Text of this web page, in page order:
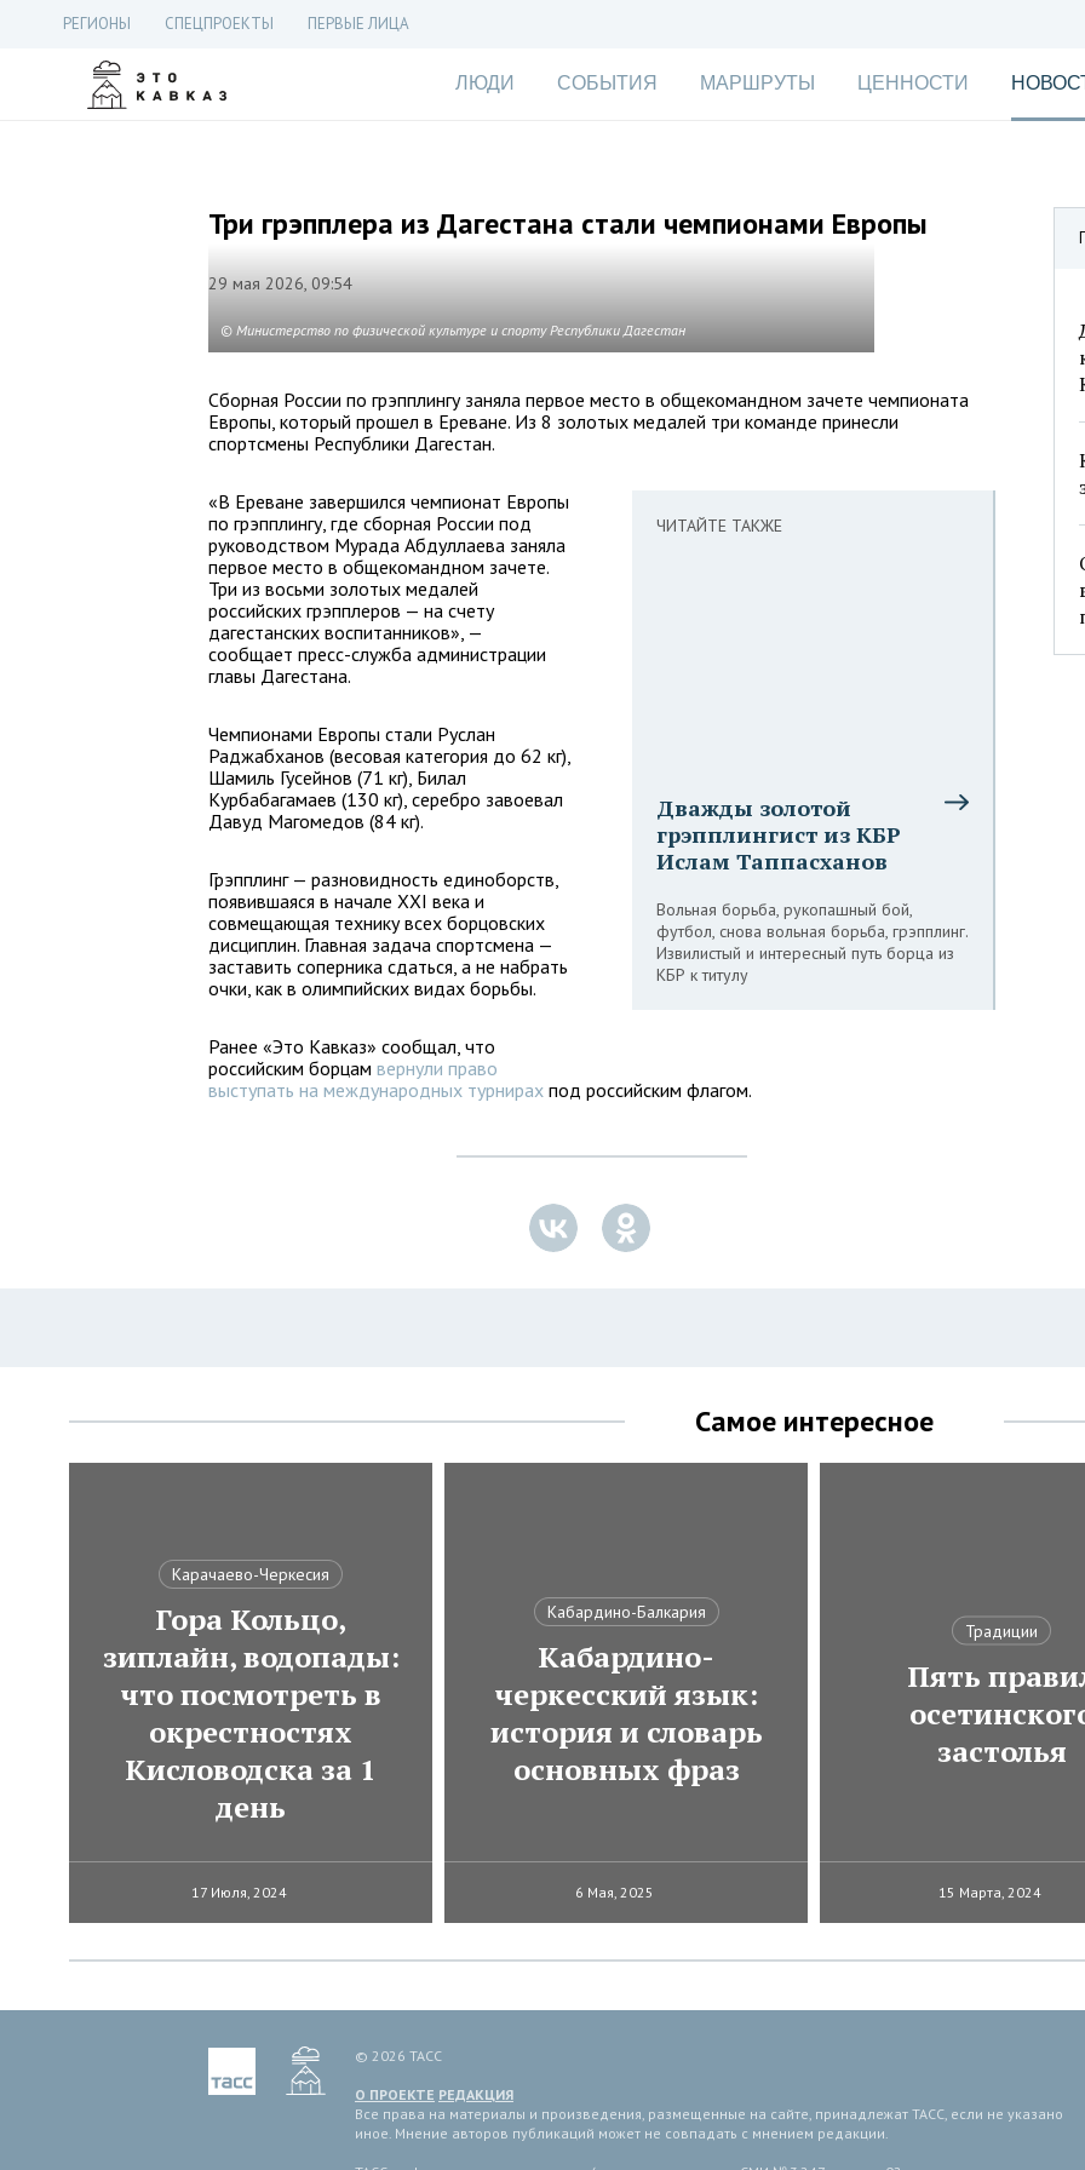
РЕГИОНЫ СПЕЦПРОЕКТЫ ПЕРВЫЕ ЛИЦА
ЛЮДИ СОБЫТИЯ МАРШРУТЫ ЦЕННОСТИ
Три грэпплера из Дагестана стали чемпионами Европы
29 мая 2026, 09:54
© Министерство по физической культуре и спорту Республики Дагестан
Сборная России по грэпплингу заняла первое место в общекомандном зачете чемпионата
Европы, который прошел в Ереване. Из 8 золотых медалей три команде принесли
спортсмены Республики Дагестан.
ЧИТАЙТЕ ТАКЖЕ
Дважды золотой
грэпплингист из КБР
Ислам Таппасханов
Вольная борьба, рукопашный бой,
футбол, снова вольная борьба, грэпплинг.
Извилистый и интересный путь борца из
КБР к титулу
«В Ереване завершился чемпионат Европы
по грэпплингу, где сборная России под
руководством Мурада Абдуллаева заняла
первое место в общекомандном зачете.
Три из восьми золотых медалей
российских грэпплеров — на счету
дагестанских воспитанников», —
сообщает пресс-служба администрации
главы Дагестана.
Чемпионами Европы стали Руслан
Раджабханов (весовая категория до 62 кг),
Шамиль Гусейнов (71 кг), Билал
Курбабагамаев (130 кг), серебро завоевал
Давуд Магомедов (84 кг).
Грэпплинг — разновидность единоборств,
появившаяся в начале XXI века и
совмещающая технику всех борцовских
дисциплин. Главная задача спортсмена —
заставить соперника сдаться, а не набрать
очки, как в олимпийских видах борьбы.
Ранее «Это Кавказ» сообщал, что
российским борцам вернули право
выступать на международных турнирах под российским флагом.
Самое интересное
Карачаево-Черкесия
Гора Кольцо,
зиплайн, водопады:
что посмотреть в
окрестностях
Кисловодска за 1
день
17 Июля, 2024
Кабардино-Балкария
Кабардино-
черкесский язык:
история и словарь
основных фраз
6 Мая, 2025
Традиции
Пять
застолья
15 Марта, 2024
© 2026 ТАСС
О ПРОЕКТЕ РЕДАКЦИЯ
Все права на материалы и произведения, размещенные на сайте, принадлежат ТАСС, если не указано
иное. Мнение авторов публикаций может не совпадать с мнением редакции.